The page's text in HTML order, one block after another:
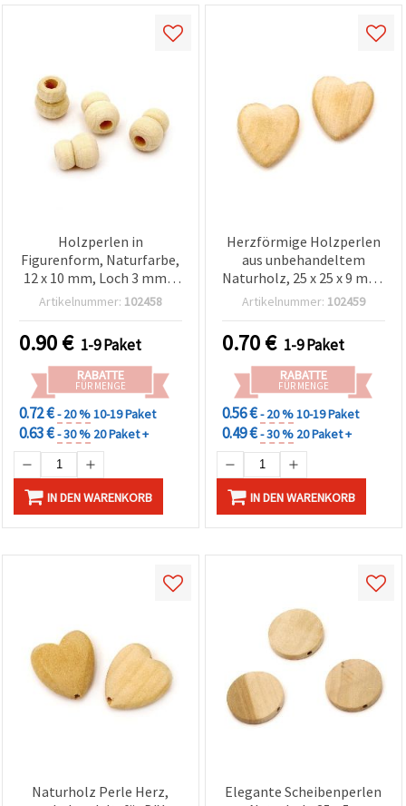
Holzperlen in
Figurenform, Naturfarbe,
12 x 10 mm, Loch 3 mm –
20 Stück
Artikelnummer: 102458
0.90€ 1-9 Paket
RABATTE
FÜR MENGE
0.72 €- 20 %10-19 Paket
0.63 €- 30 % 20 Paket +
IN DEN WARENKORB
Herzförmige Holzperlen
aus unbehandeltem
Naturholz, 25 x 25 x 9 mm,
Bohrung 2–3 mm, Set 2
Schmuckherstellung &
Basteldeko, sortiert
(gemischter Inhalt)
Artikelnummer: 102459
0.70€ 1-9 Paket
RABATTE
FÜR MENGE
0.56 €- 20 %10-19 Paket
0.49 €- 30 % 20 Paket +
IN DEN WARENKORB
Naturholz Perle Herz,
Elegante Scheibenperlen